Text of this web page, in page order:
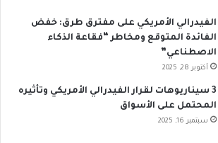
الفيدرالي الأمريكي على مفترق طرق: خفض
الفائدة المتوقع ومخاطر “فقاعة الذكاء
الاصطناعي”
أكتوبر 28, 2025
3 سيناريوهات لقرار الفيدرالي الأمريكي وتأثيره
المحتمل على الأسواق
سبتمبر 16, 2025